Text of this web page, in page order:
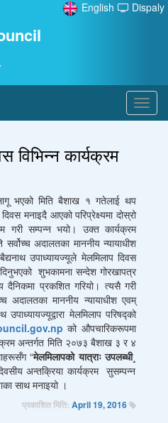
Dispaly
English
विभिन्न कार्यक्रम
भएको मिति बैशाख १ गतेलाई थप
मनाइदै आएको परिप्रेक्ष्यमा दोस्रो
गरी सम्पन्न भयो। उक्त कार्यक्रम
अदालतका माननीय न्यायाधीश
उपाध्यायज्यूले मेलमिलाप दिवस
शुभकामना सन्देश गोरखापत्र
दैनिकमा प्रकशित गरियो। त्यसै गरी
अदालतका माननीय न्यायाधीश एवम्
मेलमिलाप परिषद्को
को औपचारिकरूपमा
अन्तर्गत मिति २०७३ बैशाख ३ र ४
“मेलमिलापको यात्राः उपलब्धी¸
अन्तक्रिया कार्यक्रम सुसम्पन्न
साथ मनाइयो ।
प्रकाशित मिति: April 19, 2016